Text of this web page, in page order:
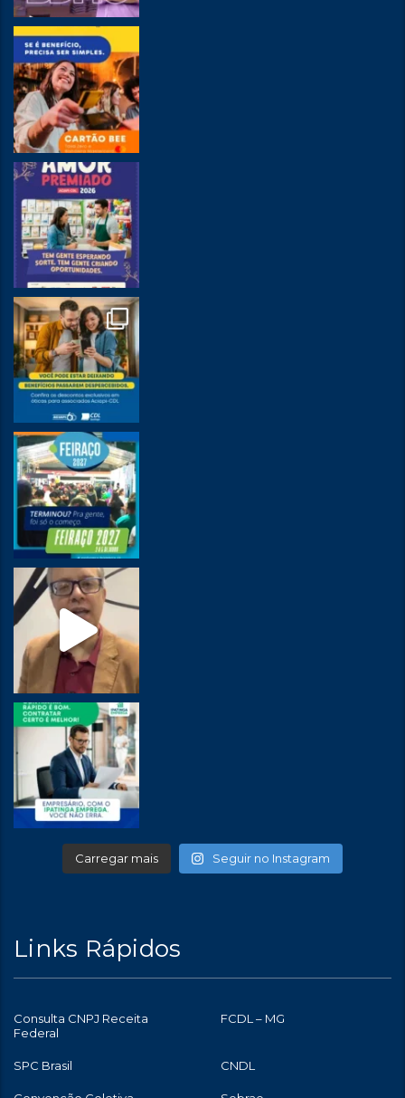
Carregar mais Seguir no Instagram
Links Rápidos
Consulta CNPJ Receita
Federal
FCDL – MG
SPC Brasil CNDL